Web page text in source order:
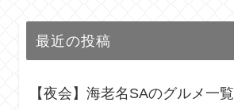
最近の投稿
【夜会】海老名SAのグルメ一